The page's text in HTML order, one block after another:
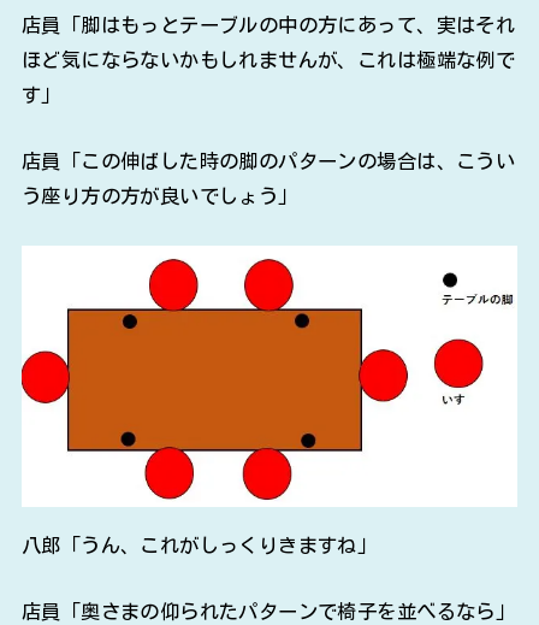
店員「脚はもっとテーブルの中の方にあって、実はそれ
ほど気にならないかもしれませんが、これは極端な例で
す」
店員「この伸ばした時の脚のパターンの場合は、こうい
う座り方の方が良いでしょう」
八郎「うん、これがしっくりきますね」
店員「奥さまの仰られたパターンで椅子を並べるなら」